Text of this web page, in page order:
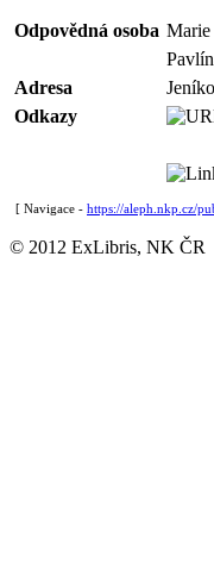
Odpovědná osoba
Adresa
Odkazy
[ Navigace - https://aleph.nkp.cz/
© 2012 ExLibris, NK ČR